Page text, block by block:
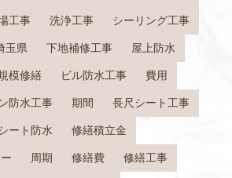
工事 洗浄工事 シーリング工事
玉県 下地補修工事 屋上防水
模修繕 ビル防水工事 費用
防水工事 期間 長尺シート工事
ート防水 修繕積立金
周期 修繕費 修繕工事